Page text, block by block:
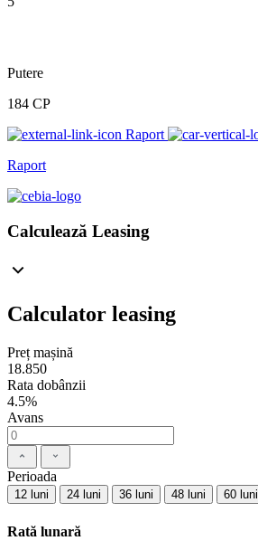
Putere
184 CP
Raport
Raport
Calculează Leasing
Calculator leasing
Preț mașină
18.850
Rata dobânzii
4.5%
Avans
Perioada
12 luni 24 luni 36 luni 48 luni 60 luni
Rată lunară